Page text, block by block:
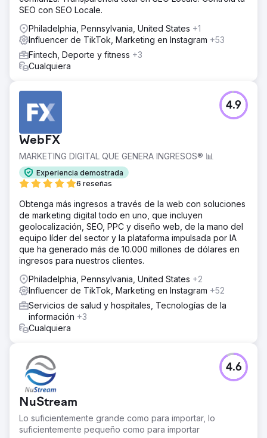
SEO con SEO Locale.
Philadelphia, Pennsylvania, United States +1
Influencer de TikTok, Marketing en Instagram +53
Fintech, Deporte y fitness +3
Cualquiera
WebFX
MARKETING DIGITAL QUE GENERA INGRESOS® 📊
Experiencia demostrada
6 reseñas
4.9
Obtenga más ingresos a través de la web con soluciones
de marketing digital todo en uno, que incluyen
geolocalización, SEO, PPC y diseño web, de la mano del
equipo líder del sector y la plataforma impulsada por IA
que ha generado más de 10.000 millones de dólares en
ingresos para nuestros clientes.
Philadelphia, Pennsylvania, United States +2
Influencer de TikTok, Marketing en Instagram +52
Servicios de salud y hospitales, Tecnologías de la
información +3
Cualquiera
NuStream
Lo suficientemente grande como para importar, lo
suficientemente pequeño como para importar
4.6